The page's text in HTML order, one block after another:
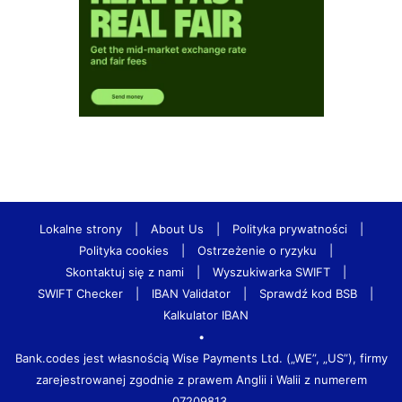
Lokalne strony About Us Polityka prywatności
Polityka cookies
Ostrzeżenie o ryzyku
Skontaktuj się z nami
Wyszukiwarka SWIFT
SWIFT Checker
IBAN Validator Sprawdź kod BSB
Kalkulator IBAN
•
Bank.codes jest własnością Wise Payments Ltd. („WE”, „US”), firmy
zarejestrowanej zgodnie z prawem Anglii i Walii z numerem